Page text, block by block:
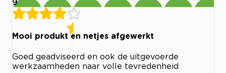
9
Mooi produkt en netjes afgewerkt
Goed geadviseerd en ook de uitgevoerde
werkzaamheden naar volle tevredenheid